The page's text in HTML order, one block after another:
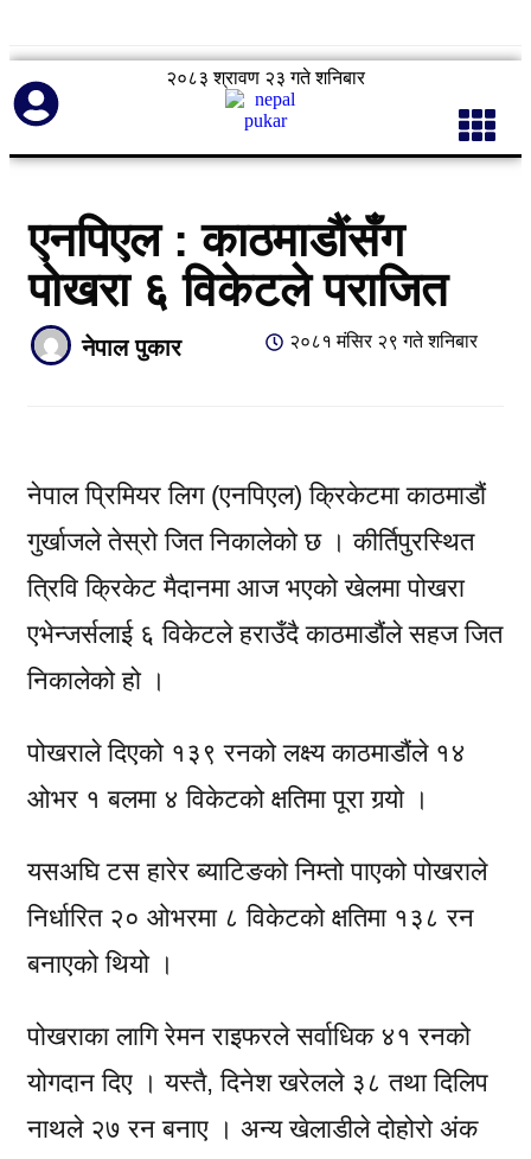
२०८३ श्रावण २३ गते शनिबार
एनपिएल : काठमाडौंसँग
पोखरा ६ विकेटले पराजित
नेपाल पुकार २०८१ मंसिर २९ गते शनिबार
नेपाल प्रिमियर लिग (एनपिएल) क्रिकेटमा काठमाडौं
गुर्खाजले तेस्रो जित निकालेको छ । कीर्तिपुरस्थित
त्रिवि क्रिकेट मैदानमा आज भएको खेलमा पोखरा
एभेन्जर्सलाई ६ विकेटले हराउँदै काठमाडौंले सहज जित
निकालेको हो ।
पोखराले दिएको १३९ रनको लक्ष्य काठमाडौंले १४
ओभर १ बलमा ४ विकेटको क्षतिमा पूरा गर्‍याे ।
यसअघि टस हारेर ब्याटिङको निम्तो पाएको पोखराले
निर्धारित २० ओभरमा ८ विकेटको क्षतिमा १३८ रन
बनाएको थियो ।
पोखराका लागि रेमन राइफरले सर्वाधिक ४१ रनको
योगदान दिए । यस्तै, दिनेश खरेलले ३८ तथा दिलिप
नाथले २७ रन बनाए । अन्य खेलाडीले दोहोरो अंक